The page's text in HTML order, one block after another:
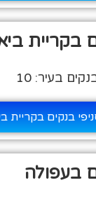
בקריית
בעיר: 10
בנקים בקריית
בעפולה